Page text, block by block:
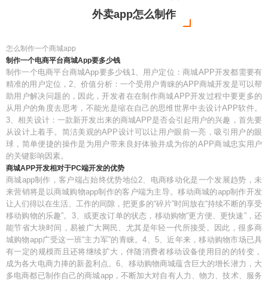
外卖app怎么制作
怎么制作一个商城app
制作一个电商平台商城App要多少钱
制作一个电商平台商城App要多少钱1、用户定位：商城APP开发都需要有
精准的用户定位，2、价值分析：一个受用户青睐的APP商城开发是可以帮
助用户解决问题的，因此，开发者在在制作商城APP开发过程中要更多的
从用户的角度去思考，不能光是缩在自己的思维世界中去设计APP软件。
3、相关设计：一款新开发出来的商城APP是否会引起用户的兴趣，首先要
从设计上着手。简洁美观的APP设计可以让用户眼前一亮，吸引用户的眼
球，简单便捷的操作是为用户带来良好体验并成为你的APP商城忠实用户
的关键影响因素。
商城APP开发相对于PC端开发的优势
商城app制作，客户端占始终优势地位2、电商移动化是一个发展趋势，未
来营销将是以商城购物app制作的客户端为主导。移动商城的app制作开发
让人们得以在生活、工作的间隙，把更多的“碎片”时间放在“持续不断的享受
移动购物的乐趣”。3、或更改订单的状态，移动购物“更方便、更快速”，还
能节省大块时间，易被广大网民、尤其是年轻一代所接受。因此，很多商
城购物app广受这一班“主力军”的青睐。4、5、近年来，移动购物市场已具
有一定的规模而且还将继续扩大，伴随消费者移动设备使用目的的转变，
成为各大电商力捧的新盈利点。6、移动购物商城蕴含巨大的增长潜力，大
多电商都已制作自己的商城app，不断加大对自有人力、物力、技术、服务